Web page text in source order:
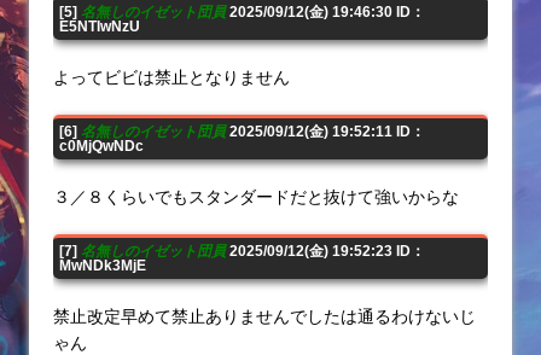
[5] 名無しのイゼット団員2025/09/12(金) 19:46:30 ID：
E5NTIwNzU
よってビビは禁止となりません
[6] 名無しのイゼット団員2025/09/12(金) 19:52:11 ID：
c0MjQwNDc
３／８くらいでもスタンダードだと抜けて強いからな
[7] 名無しのイゼット団員2025/09/12(金) 19:52:23 ID：
MwNDk3MjE
禁止改定早めて禁止ありませんでしたは通るわけないじ
ゃん